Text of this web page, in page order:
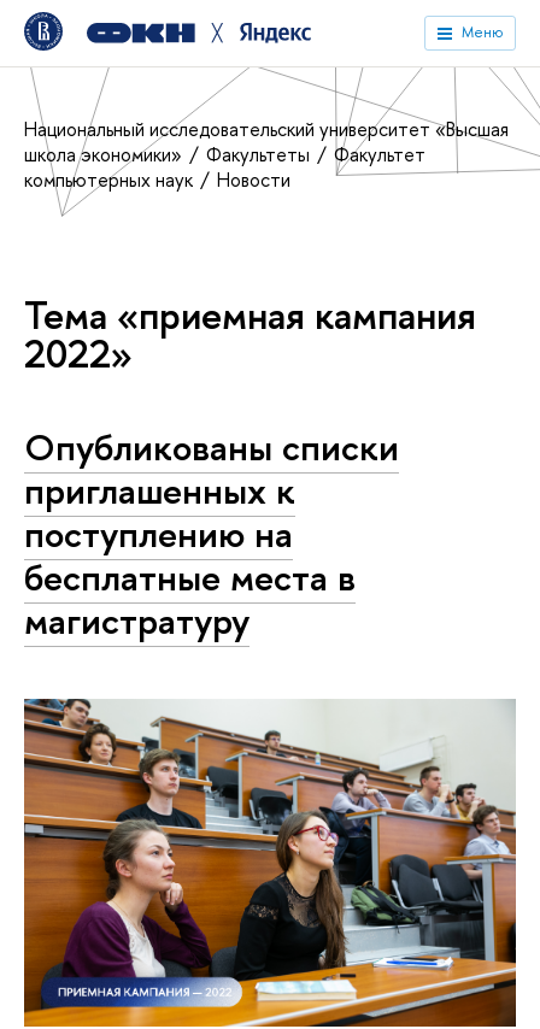
╳ Меню
Национальный исследовательский университет «Высшая
школа экономики»
Факультеты
Факультет
компьютерных наук
Новости
Тема «приемная кампания
2022»
Опубликованы списки
приглашенных к
поступлению на
бесплатные места в
магистратуру